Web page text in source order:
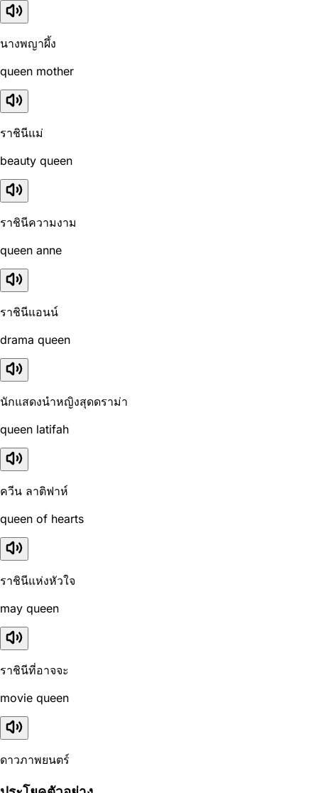
นางพญาผึ้ง
queen mother
ราชินีแม่
beauty queen
ราชินีความงาม
queen anne
ราชินีแอนน์
drama queen
นักแสดงนำหญิงสุดดราม่า
queen latifah
ควีน ลาติฟาห์
queen of hearts
ราชินีแห่งหัวใจ
may queen
ราชินีที่อาจจะ
movie queen
ดาวภาพยนตร์